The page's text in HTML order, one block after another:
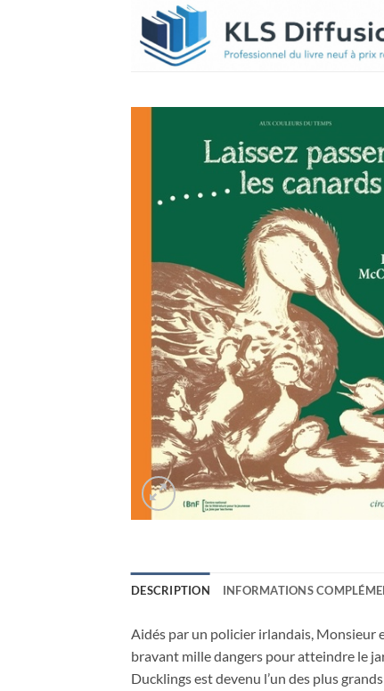
DESCRIPTION INFORMATIONS
Aidés par un policier irlandais, Monsieur
bravant mille dangers pour atteindre le
Ducklings est devenu l’un des plus